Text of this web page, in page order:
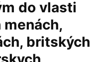
do vlasti
britských